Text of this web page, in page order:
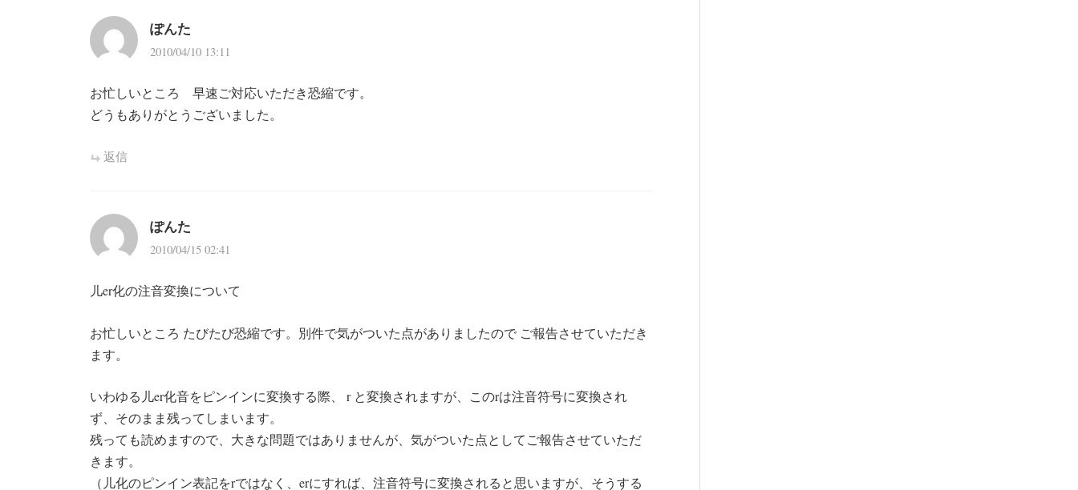
ぽんた
2010/04/10 13:11
お忙しいところ 早速ご対応いただき恐縮です。
どうもありがとうございました。
返信
ぽんた
2010/04/15 02:41
儿er化の注音変換について
お忙しいところ たびたび恐縮です。別件で気がついた点がありましたので ご報告させていただき
ます。
いわゆる儿er化音をピンインに変換する際、 r と変換されますが、このrは注音符号に変換され
ず、そのまま残ってしまいます。
残っても読めますので、大きな問題ではありませんが、気がついた点としてご報告させていただ
きます。
（儿化のピンイン表記をrではなく、erにすれば、注音符号に変換されると思いますが、そうする